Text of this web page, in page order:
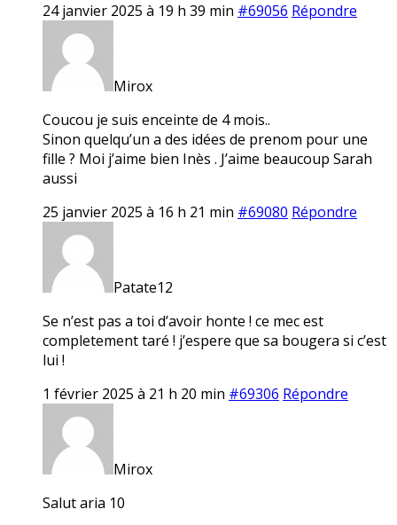
24 janvier 2025 à 19 h 39 min #69056 Répondre
Mirox
Coucou je suis enceinte de 4 mois..
Sinon quelqu’un a des idées de prenom pour une
fille ? Moi j’aime bien Inès . J’aime beaucoup Sarah
aussi
25 janvier 2025 à 16 h 21 min #69080 Répondre
Patate12
Se n’est pas a toi d’avoir honte ! ce mec est
completement taré ! j’espere que sa bougera si c’est
lui !
1 février 2025 à 21 h 20 min #69306 Répondre
Mirox
Salut aria 10